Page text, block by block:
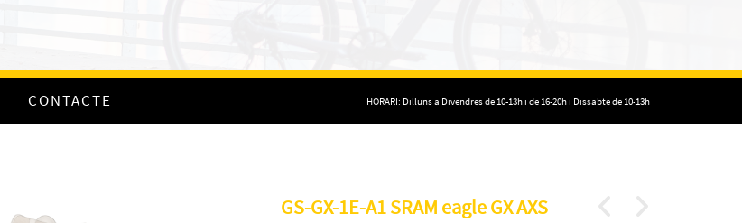
CONTACTE HORARI: Dilluns a Divendres de 10-13h i de 16-20h i Dissabte de 10-13h
GS-GX-1E-A1 SRAM eagle GX AXS